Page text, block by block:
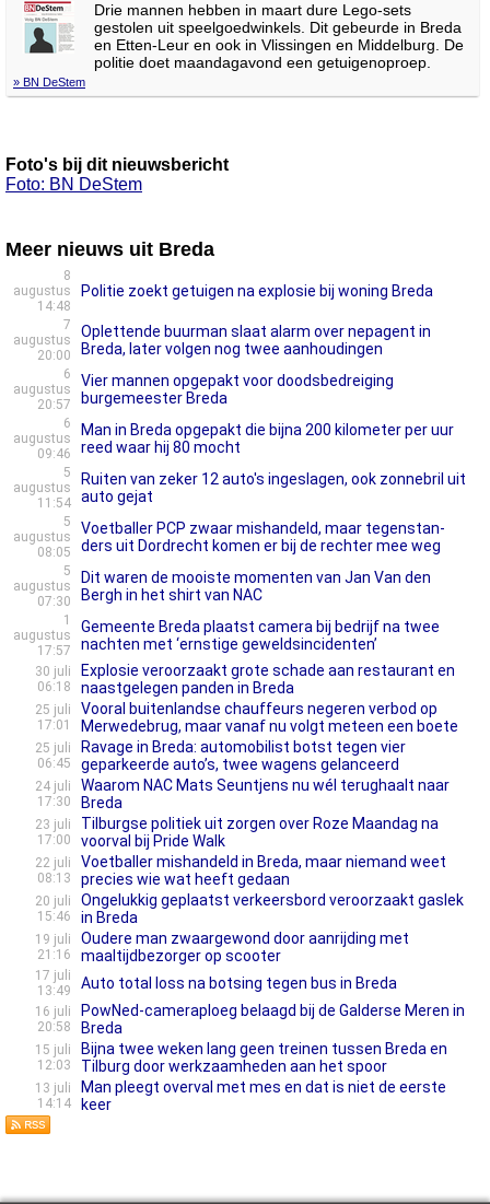
Drie mannen hebben in maart dure Lego-sets
gestolen uit speelgoedwinkels. Dit gebeurde in Breda
en Etten-Leur en ook in Vlissingen en Middelburg. De
politie doet maandagavond een getuigenoproep.
» BN DeStem
Foto's bij dit nieuwsbericht
Foto: BN DeStem
Meer nieuws uit Breda
8
augustus
14:48
Politie zoekt getuigen na explosie bij woning Breda
7
augustus
20:00
Oplettende buurman slaat alarm over nepagent in
Breda, later volgen nog twee aanhoudingen
6
augustus
20:57
Vier mannen opgepakt voor doodsbedreiging
burgemeester Breda
6
augustus
09:46
Man in Breda opgepakt die bijna 200 kilometer per uur
reed waar hij 80 mocht
5
augustus
11:54
Ruiten van zeker 12 auto's ingeslagen, ook zonnebril uit
auto gejat
5
augustus
08:05
Voetballer PCP zwaar mishandeld, maar tegenstan­
ders uit Dordrecht komen er bij de rechter mee weg
5
augustus
07:30
Dit waren de mooiste momenten van Jan Van den
Bergh in het shirt van NAC
1
augustus
17:57
Gemeente Breda plaatst camera bij bedrijf na twee
nachten met ‘ernstige geweldsincidenten’
30 juli
06:18
Explosie veroorzaakt grote schade aan restaurant en
naastgelegen panden in Breda
25 juli
17:01
Vooral buitenlandse chauffeurs negeren verbod op
Merwedebrug, maar vanaf nu volgt meteen een boete
25 juli
06:45
Ravage in Breda: automobilist botst tegen vier
geparkeerde auto’s, twee wagens gelanceerd
24 juli
17:30
Waarom NAC Mats Seuntjens nu wél terughaalt naar
Breda
23 juli
17:00
Tilburgse politiek uit zorgen over Roze Maandag na
voorval bij Pride Walk
22 juli
08:13
Voetballer mishandeld in Breda, maar niemand weet
precies wie wat heeft gedaan
20 juli
15:46
Ongelukkig geplaatst verkeersbord veroorzaakt gaslek
in Breda
19 juli
21:16
Oudere man zwaargewond door aanrijding met
maaltijdbezorger op scooter
17 juli
13:49
Auto total loss na botsing tegen bus in Breda
16 juli
20:58
Pow­Ned-camera­ploeg belaagd bij de Galderse Meren in
Breda
15 juli
12:03
Bijna twee weken lang geen treinen tussen Breda en
Tilburg door werkzaamheden aan het spoor
13 juli
14:14
Man pleegt overval met mes en dat is niet de eerste
keer